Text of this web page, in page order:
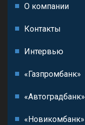
О компании
Контакты
Интервью
«Газпромбанк»
«Автоградбанк»
«Новикомбанк»